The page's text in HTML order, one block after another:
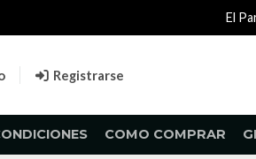
Registrarse
COMO COMPRAR
El